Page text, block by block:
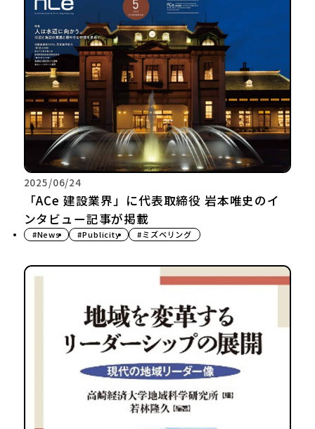
2025/06/24
「ACe 建設業界」に代表取締役 岩本唯史のイ
ンタビュー記事が掲載
#News #Publicity #ミズベリング